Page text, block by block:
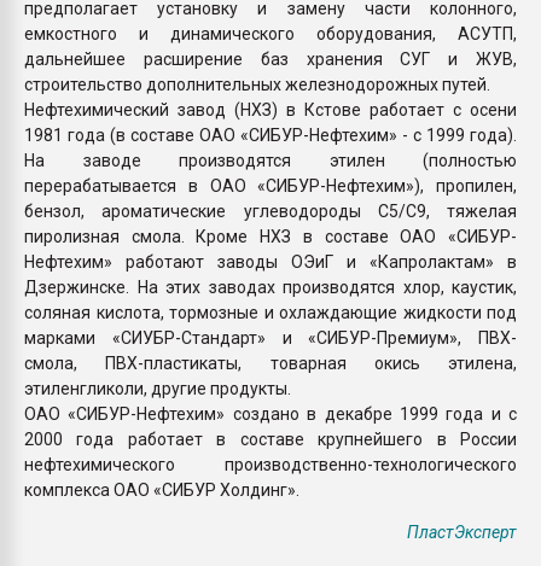
предполагает установку и замену части колонного,
емкостного и динамического оборудования, АСУТП,
дальнейшее расширение баз хранения СУГ и ЖУВ,
строительство дополнительных железнодорожных путей.
Нефтехимический завод (НХЗ) в Кстове работает с осени
1981 года (в составе ОАО «СИБУР-Нефтехим» - с 1999 года).
На заводе производятся этилен (полностью
перерабатывается в ОАО «СИБУР-Нефтехим»), пропилен,
бензол, ароматические углеводороды С5/С9, тяжелая
пиролизная смола. Кроме НХЗ в составе ОАО «СИБУР-
Нефтехим» работают заводы ОЭиГ и «Капролактам» в
Дзержинске. На этих заводах производятся хлор, каустик,
соляная кислота, тормозные и охлаждающие жидкости под
марками «СИУБР-Стандарт» и «СИБУР-Премиум», ПВХ-
смола, ПВХ-пластикаты, товарная окись этилена,
этиленгликоли, другие продукты.
ОАО «СИБУР-Нефтехим» создано в декабре 1999 года и с
2000 года работает в составе крупнейшего в России
нефтехимического производственно-технологического
комплекса ОАО «СИБУР Холдинг».
ПластЭксперт